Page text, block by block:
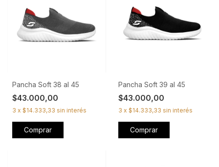
Pancha Soft 38 al 45
$43.000,00
3 x $14.333,33 sin interés
Comprar
Pancha Soft 39 al 45
$43.000,00
3 x $14.333,33 sin interés
Comprar